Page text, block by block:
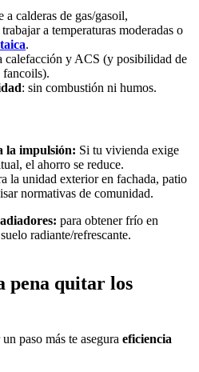
a calderas de gas/gasoil,
a temperaturas moderadas o
.
calefacción y ACS (y posibilidad de
fancoils).
: sin combustión ni humos.
la impulsión: Si tu vivienda exige
el ahorro se reduce.
la unidad exterior en fachada, patio
normativas de comunidad.
para obtener frío en
radiante/refrescante.
pena quitar los
paso más te asegura eficiencia